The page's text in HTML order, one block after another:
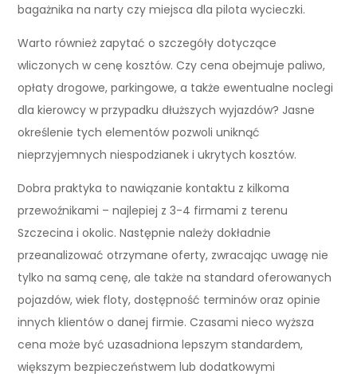
bagażnika na narty czy miejsca dla pilota wycieczki.
Warto również zapytać o szczegóły dotyczące
wliczonych w cenę kosztów. Czy cena obejmuje paliwo,
opłaty drogowe, parkingowe, a także ewentualne noclegi
dla kierowcy w przypadku dłuższych wyjazdów? Jasne
określenie tych elementów pozwoli uniknąć
nieprzyjemnych niespodzianek i ukrytych kosztów.
Dobra praktyka to nawiązanie kontaktu z kilkoma
przewoźnikami – najlepiej z 3-4 firmami z terenu
Szczecina i okolic. Następnie należy dokładnie
przeanalizować otrzymane oferty, zwracając uwagę nie
tylko na samą cenę, ale także na standard oferowanych
pojazdów, wiek floty, dostępność terminów oraz opinie
innych klientów o danej firmie. Czasami nieco wyższa
cena może być uzasadniona lepszym standardem,
większym bezpieczeństwem lub dodatkowymi